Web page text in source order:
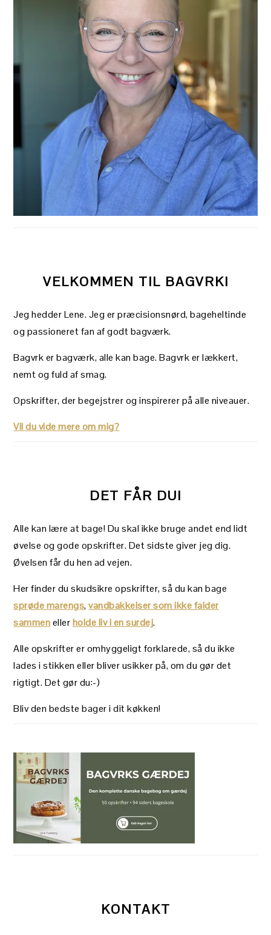
VELKOMMEN TIL BAGVRK!
Jeg hedder Lene. Jeg er præcisionsnørd, bageheltinde
og passioneret fan af godt bagværk.
Bagvrk er bagværk, alle kan bage. Bagvrk er lækkert,
nemt og fuld af smag.
Opskrifter, der begejstrer og inspirerer på alle niveauer.
Vil du vide mere om mig?
DET FÅR DU!
Alle kan lære at bage! Du skal ikke bruge andet end lidt
øvelse og gode opskrifter. Det sidste giver jeg dig.
Øvelsen får du hen ad vejen.
Her finder du skudsikre opskrifter, så du kan bage
sprøde marengs,vandbakkelser som ikke falder
sammenellerholde liv i en surdej.
Alle opskrifter er omhyggeligt forklarede, så du ikke
lades i stikken eller bliver usikker på, om du gør det
rigtigt. Det gør du:-)
Bliv den bedste bager i dit køkken!
KONTAKT